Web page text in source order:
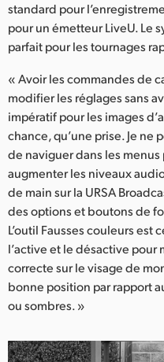
Portugal
Singapore
South Africa
Spain
Sweden
Chinese Taipei
Turkey
UAE
Ukraine
United States
standard pour
pour un émetteur LiveU. Le
parfait pour les tournages
« Avoir les commandes de
modifier les réglages sans
impératif pour les images
chance, qu’une prise. Je ne
de naviguer dans les
augmenter les niveaux
de main sur la URSA
des options et boutons de
L’outil Fausses couleurs est
l’active et le désactive pour
correcte sur le visage de
bonne position par rapport
ou sombres. »